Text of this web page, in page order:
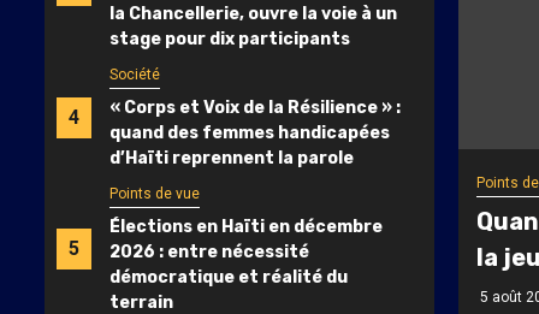
la Chancellerie, ouvre la voie à un
stage pour dix participants
4
Société
« Corps et Voix de la Résilience » :
quand des femmes handicapées
d’Haïti reprennent la parole
5
Points de vue
Élections en Haïti en décembre
2026 : entre nécessité
démocratique et réalité du
terrain
Points
la
5 août